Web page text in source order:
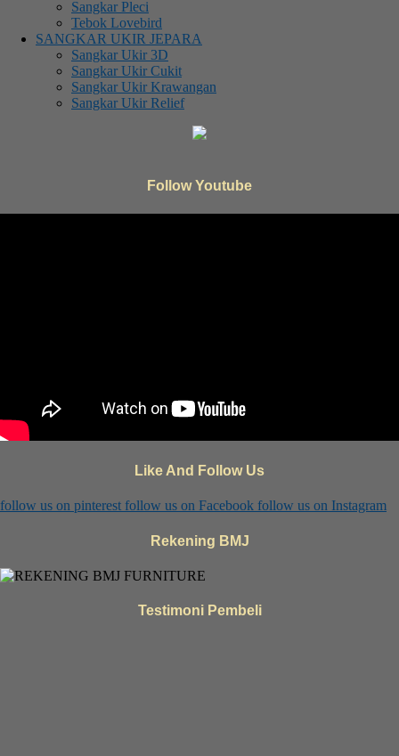
Sangkar Pleci
Tebok Lovebird
SANGKAR UKIR JEPARA
Sangkar Ukir 3D
Sangkar Ukir Cukit
Sangkar Ukir Krawangan
Sangkar Ukir Relief
Follow Youtube
Like And Follow Us
follow us on pinterest follow us on Facebook follow us on Instagram
Rekening BMJ
Testimoni Pembeli